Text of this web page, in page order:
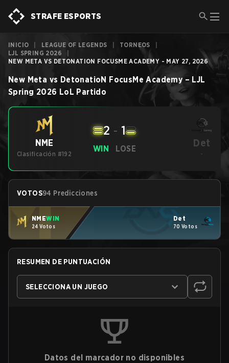
STRAFE ESPORTS
INICIO LEAGUE OF LEGENDS TORNEOS
LJL SPRING 2026
NEW META VS DETONATION FOCUSME ACADEMY - MAY 27, 2026
New Meta vs DetonatioN FocusMe Academy – LJL
Spring 2026 LoL Partido
NME
Clasificación #192
WIN
2 - 1
LOSE Det
-
VOTOS94 Predicciones
NMEWIN
24 Votos
Det
70 Votos
RESUMEN DE PUNTUACIÓN
SELECCIONA UN JUEGO
Datos del marcador no disponibles